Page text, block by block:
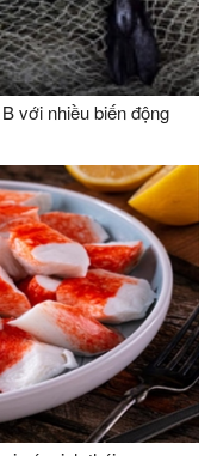
với nhiều biến động